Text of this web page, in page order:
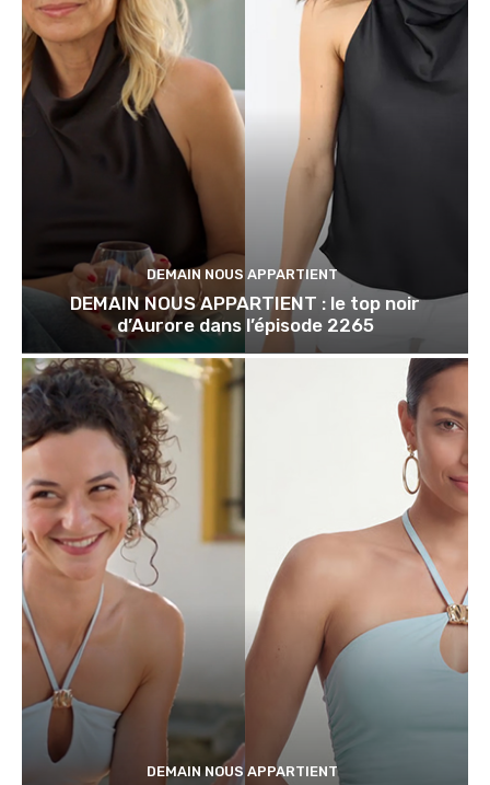
DEMAIN NOUS APPARTIENT
DEMAIN NOUS APPARTIENT : le top noir
d’Aurore dans l’épisode 2265
DEMAIN NOUS APPARTIENT